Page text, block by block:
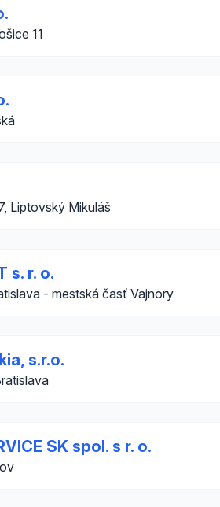
11
Liptovský Mikuláš
s. r. o.
- mestská časť Vajnory
s.r.o.
SK spol. s r. o.